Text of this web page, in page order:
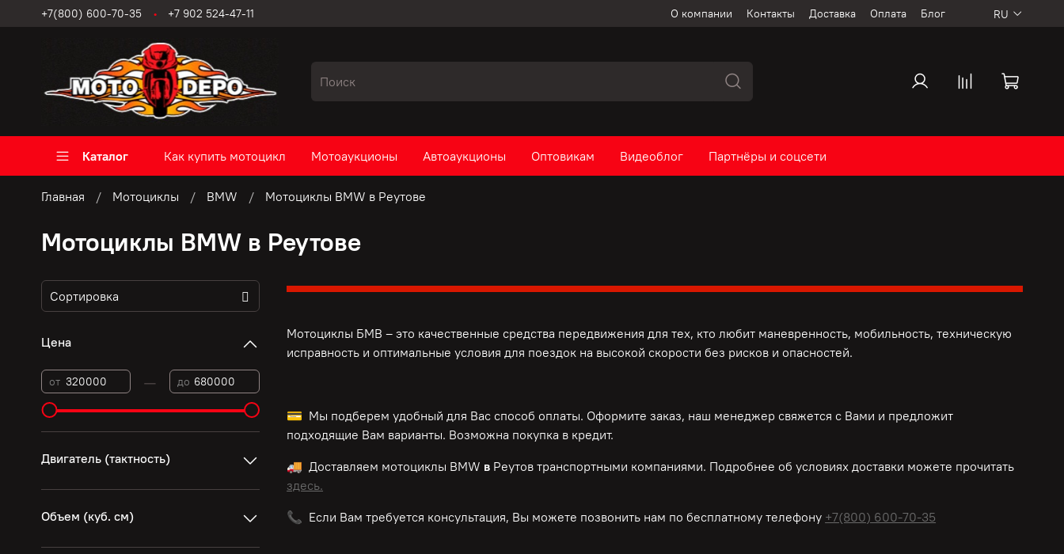
О компании Контакты Доставка Оплата Блог
+7(800) 600-70-35 +7 902 524-47-11 RU
Каталог Как купить мотоцикл Мотоаукционы Автоаукционы Оптовикам Видеоблог Партнёры и соцсети
Главная Мотоциклы BMW Мотоциклы BMW в Реутове
Мотоциклы BMW в Реутове
Мотоциклы БМВ – это качественные средства передвижения для тех, кто любит маневренность, мобильность, техническую
исправность и оптимальные условия для поездок на высокой скорости без рисков и опасностей.
💳 Мы подберем удобный для Вас способ оплаты. Оформите заказ, наш менеджер свяжется с Вами и предложит
подходящие Вам варианты. Возможна покупка в кредит.
🚚 Доставляем мотоциклы BMW в Реутов транспортными компаниями. Подробнее об условиях доставки можете прочитать
здесь.
📞 Если Вам требуется консультация, Вы можете позвонить нам по бесплатномутелефону +7(800) 600-70-35
Цена
от — до
Двигатель (тактность)
Объем (куб. см)